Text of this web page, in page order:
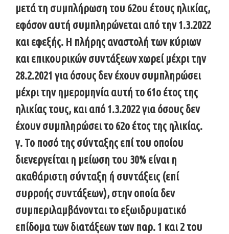
μετά τη συμπλήρωση του 62ου έτους ηλικίας,
εφόσον αυτή συμπληρώνεται από την 1.3.2022
και εφεξής. Η πλήρης αναστολή των κύριων
και επικουρικών συντάξεων χωρεί μέχρι την
28.2.2021 για όσους δεν έχουν συμπληρώσει
μέχρι την ημερομηνία αυτή το 61ο έτος της
ηλικίας τους, και από 1.3.2022 για όσους δεν
έχουν συμπληρώσει το 62ο έτος της ηλικίας.
γ. Το ποσό της σύνταξης επί του οποίου
διενεργείται η μείωση του 30% είναι η
ακαθάριστη σύνταξη ή συντάξεις (επί
συρροής συντάξεων), στην οποία δεν
συμπεριλαμβάνονται το εξωιδρυματικό
επίδομα των διατάξεων των παρ. 1 και 2 του